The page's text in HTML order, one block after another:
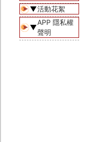
▼活動花絮
▼
APP 隱私權
聲明